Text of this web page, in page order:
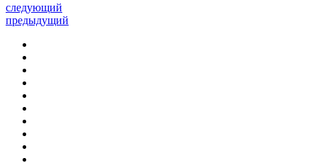
следующий
предыдущий